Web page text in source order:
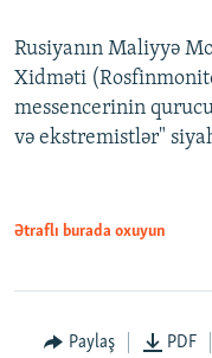
Rusiyanın Maliyyə
Xidməti
messencerinin
və ekstremistlər"
Ətraflı burada oxuyun
Paylaş PDF